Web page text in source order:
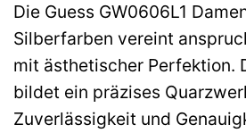
Die Guess GW0606L1
Silberfarben vereint
mit ästhetischer Perfektion.
bildet ein präzises
Zuverlässigkeit und